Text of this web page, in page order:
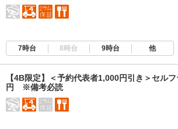
7時台 8時台 9時台 他
【4B限定】＜予約代表者1,000円引き＞セル
円 ※備考必読